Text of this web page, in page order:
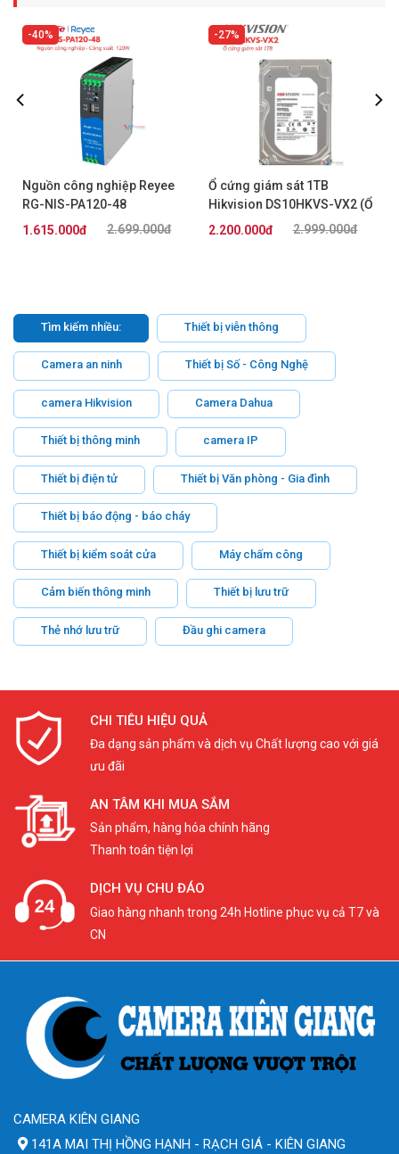
40%
Nguồn công nghiệp Reyee
RG-NIS-PA120-48
2.699.000đ
1.615.000đ
27%
Ổ cứng giám sát 1TB
Hikvision DS10HKVS-VX2 (Ổ
2.5 inch)
2.999.000đ
2.200.000đ
Tìm kiếm nhiều: Thiết bị viễn thông
Camera an ninh Thiết bị Số - Công Nghệ
camera Hikvision Camera Dahua
Thiết bị thông minh camera IP
Thiết bị điện tử Thiết bị Văn phòng - Gia đình
Thiết bị báo động - báo cháy
Thiết bị kiểm soát cửa Máy chấm công
Cảm biến thông minh Thiết bị lưu trữ
Thẻ nhớ lưu trữ Đầu ghi camera
CHI TIÊU HIỆU QUẢ
Đa dạng sản phẩm và dịch vụ Chất lượng cao với giá
ưu đãi
AN TÂM KHI MUA SẮM
Sản phẩm, hàng hóa chính hãng
Thanh toán tiện lợi
DỊCH VỤ CHU ĐÁO
Giao hàng nhanh trong 24h Hotline phục vụ cả T7 và
CN
CAMERA KIÊN GIANG
141A MAI THỊ HỒNG HẠNH - RẠCH GIÁ - KIÊN GIANG